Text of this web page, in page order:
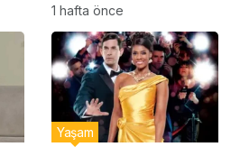
sessizliğini bozdu: ‘İsim
bulmak çok zor’
1 hafta önce
Yaşam